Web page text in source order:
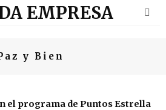
EMPRESA
y Bien
el programa de Puntos Estrella